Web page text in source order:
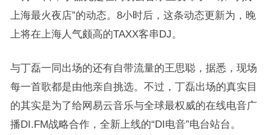
上海最火夜店”的动态。8小时后，这条动态更新为，晚
上将在上海人气颇高的TAXX客串DJ。
与丁磊一同出场的还有自带流量的王思聪，据悉，现场
每一首歌都是由他亲自挑选。不过，丁磊出场的真实目
的其实是为了给网易云音乐与全球最权威的在线电音广
播DI.FM战略合作，全新上线的“DI电音”电台站台。